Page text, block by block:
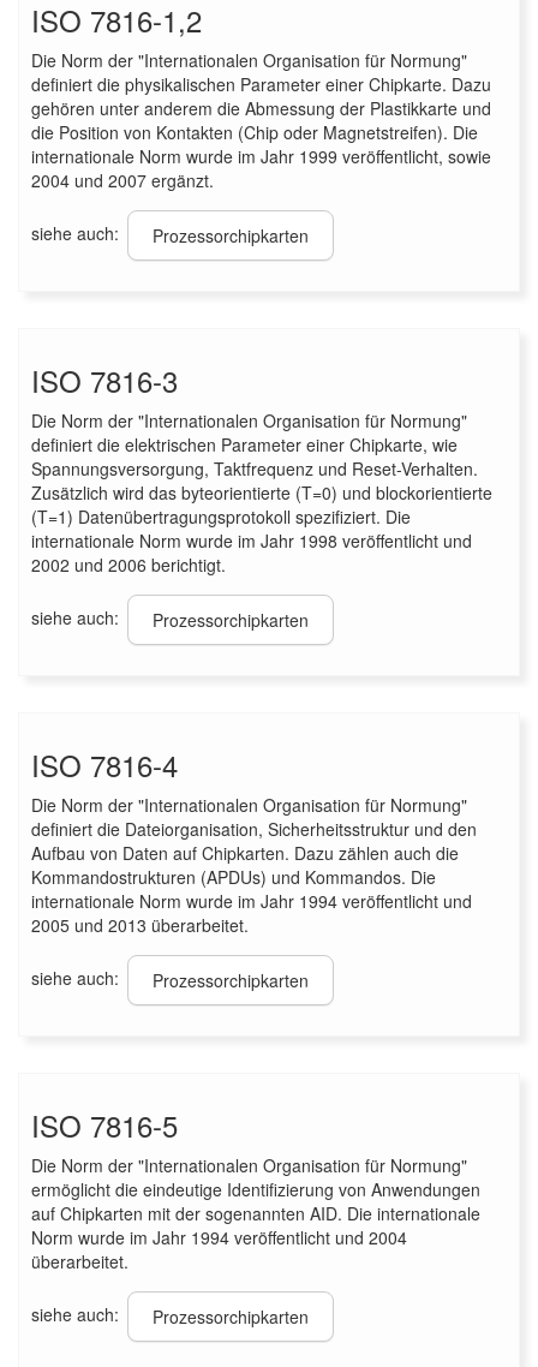
ISO 7816-1,2
Die Norm der "Internationalen Organisation für Normung"
definiert die physikalischen Parameter einer Chipkarte. Dazu
gehören unter anderem die Abmessung der Plastikkarte und
die Position von Kontakten (Chip oder Magnetstreifen). Die
internationale Norm wurde im Jahr 1999 veröffentlicht, sowie
2004 und 2007 ergänzt.
siehe auch: Prozessorchipkarten
ISO 7816-3
Die Norm der "Internationalen Organisation für Normung"
definiert die elektrischen Parameter einer Chipkarte, wie
Spannungsversorgung, Taktfrequenz und Reset-Verhalten.
Zusätzlich wird das byteorientierte (T=0) und blockorientierte
(T=1) Datenübertragungsprotokoll spezifiziert. Die
internationale Norm wurde im Jahr 1998 veröffentlicht und
2002 und 2006 berichtigt.
siehe auch: Prozessorchipkarten
ISO 7816-4
Die Norm der "Internationalen Organisation für Normung"
definiert die Dateiorganisation, Sicherheitsstruktur und den
Aufbau von Daten auf Chipkarten. Dazu zählen auch die
Kommandostrukturen (APDUs) und Kommandos. Die
internationale Norm wurde im Jahr 1994 veröffentlicht und
2005 und 2013 überarbeitet.
siehe auch: Prozessorchipkarten
ISO 7816-5
Die Norm der "Internationalen Organisation für Normung"
ermöglicht die eindeutige Identifizierung von Anwendungen
auf Chipkarten mit der sogenannten AID. Die internationale
Norm wurde im Jahr 1994 veröffentlicht und 2004
überarbeitet.
siehe auch: Prozessorchipkarten